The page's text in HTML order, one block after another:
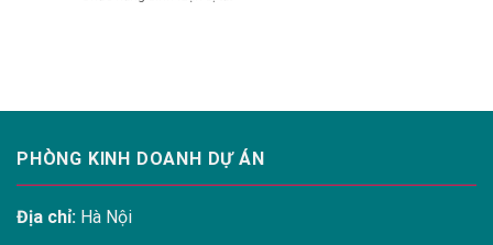
PHÒNG KINH DOANH DỰ ÁN
Địa chỉ: Hà Nội